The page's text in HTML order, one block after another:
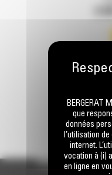
PRODUITS
BERGERAT
que
données
l’utilisation
internet.
vocation à (i)
en ligne en